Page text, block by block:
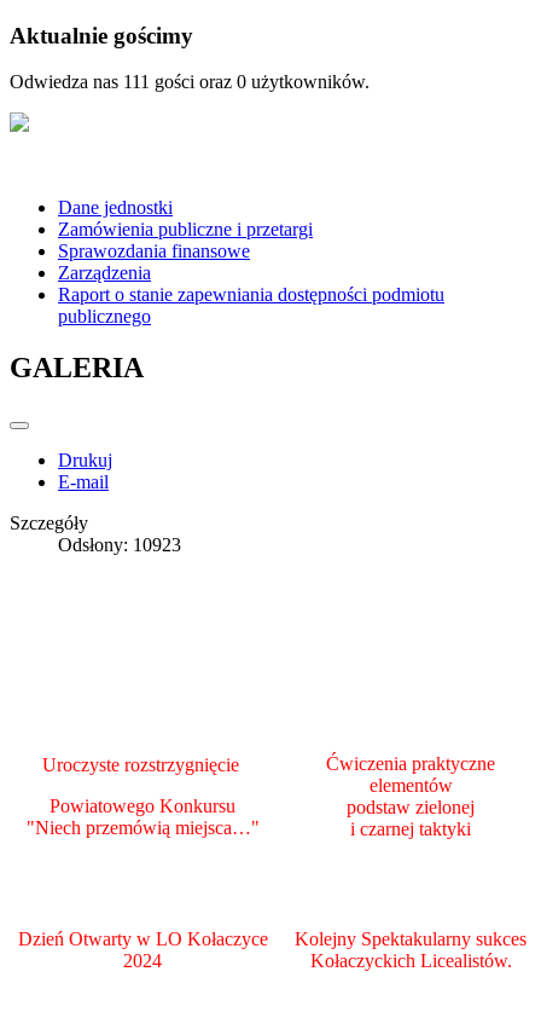
Aktualnie gościmy
Odwiedza nas 111 gości oraz 0 użytkowników.
Dane jednostki
Zamówienia publiczne i przetargi
Sprawozdania finansowe
Zarządzenia
Raport o stanie zapewniania dostępności podmiotu
publicznego
GALERIA
Drukuj
E-mail
Szczegóły
Odsłony: 10923
Uroczyste rozstrzygnięcie
Powiatowego Konkursu
"Niech przemówią miejsca…"
Ćwiczenia praktyczne
elementów
podstaw zielonej
i czarnej taktyki
Dzień Otwarty w LO Kołaczyce
2024
Kolejny Spektakularny sukces
Kołaczyckich Licealistów.